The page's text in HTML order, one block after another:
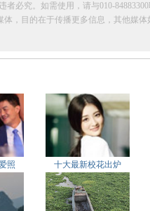
必究。如需使用，请与010-84883300
，目的在于传播更多信息，其他媒
照 十大最新校花出炉